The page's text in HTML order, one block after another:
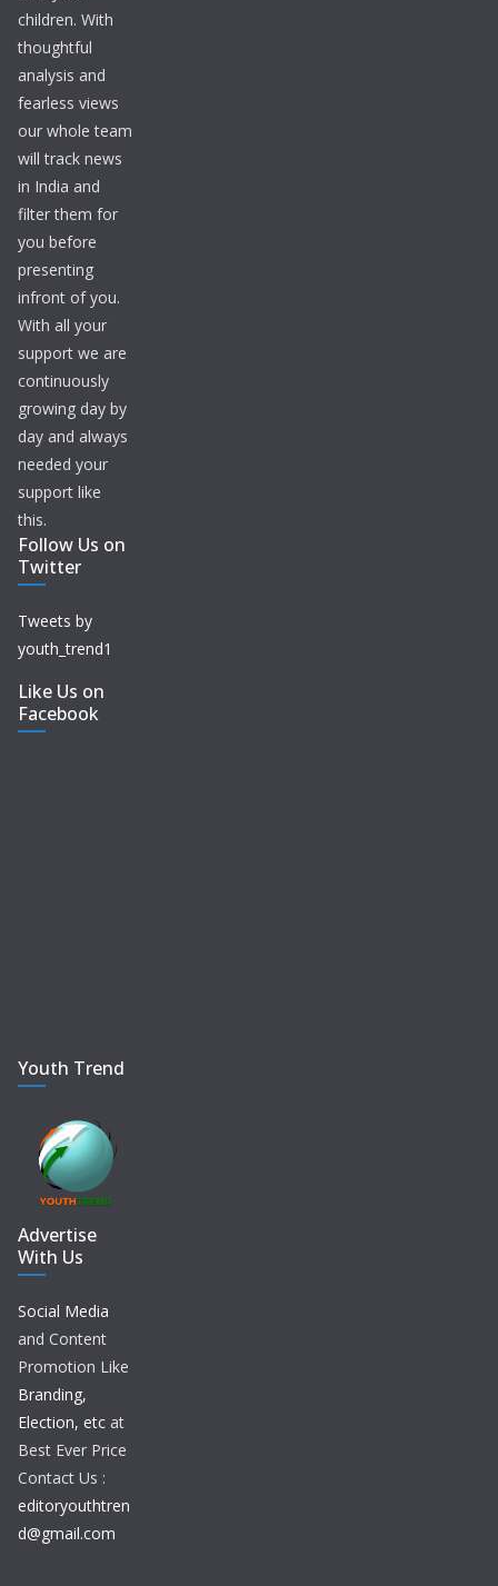
children. With
thoughtful
analysis and
fearless views
our whole team
will track news
in India and
filter them for
you before
presenting
infront of you.
With all your
support we are
continuously
growing day by
day and always
needed your
support like
this.
Follow Us on
Twitter
Tweets by
youth_trend1
Like Us on
Facebook
Youth Trend
Advertise
With Us
Social Media
and Content
Promotion Like
Branding,
Election, etc at
Best Ever Price
Contact Us :
editoryouthtren
d@gmail.com